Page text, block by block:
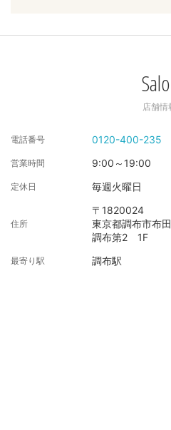
店舗情
電話番号 0120-400-235
営業時間 9:00～19:00
定休日 毎週火曜日
住所
〒1820024
東京都調布市布
調布第2 1F
最寄り駅 調布駅